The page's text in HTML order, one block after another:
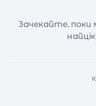
Зачекайте,